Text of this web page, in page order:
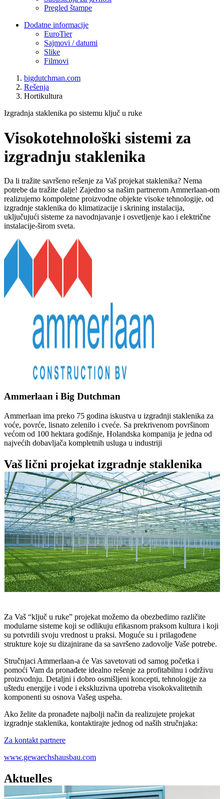
Pregled štampe
Dodatne informacije
EuroTier
Sajmovi / datumi
Slike
Filmovi
bigdutchman.com
Rešenja
Hortikultura
Izgradnja staklenika po sistemu ključ u ruke
Visokotehnološki sistemi za
izgradnju staklenika
Da li tražite savršeno rešenje za Vaš projekat staklenika? Nema
potrebe da tražite dalje! Zajedno sa našim partnerom Ammerlaan-om
realizujemo kompoletne proizvodne objekte visoke tehnologije, od
izgradnje staklenika do klimatizacije i skrining instalacija,
uključujući sisteme za navodnjavanje i osvetljenje kao i električne
instalacije-širom sveta.
Ammerlaan i Big Dutchman
Ammerlaan ima preko 75 godina iskustva u izgradnji staklenika za
voće, povrće, lisnato zelenilo i cveće. Sa prekrivenom površinom
većom od 100 hektara godišnje, Holandska kompanija je jedna od
najvećih dobavljača kompletnih usluga u industriji
Vaš lični projekat izgradnje staklenika
Za Vaš “ključ u ruke” projekat možemo da obezbedimo različite
modularne sisteme koji se odlikuju efikasnom praksom kultura i koji
su potvrdili svoju vrednost u praksi. Moguće su i prilagođene
strukture koje su dizajnirane da sa savršeno zadovolje Vaše potrebe.
Stručnjaci Ammerlaan-a će Vas savetovati od samog početka i
pomoći Vam da pronađete idealno rešenje za profitabilnu i održivu
proizvodnju. Detaljni i dobro osmišljeni koncepti, tehnologije za
uštedu energije i vode i ekskluzivna upotreba visokokvalitetnih
komponenti su osnova Vašeg uspeha.
Ako želite da pronađete najbolji način da realizujete projekat
izgradnje staklenika, kontaktirajte jednog od naših stručnjaka:
Za kontakt partnere
www.gewaechshausbau.com
Aktuelles